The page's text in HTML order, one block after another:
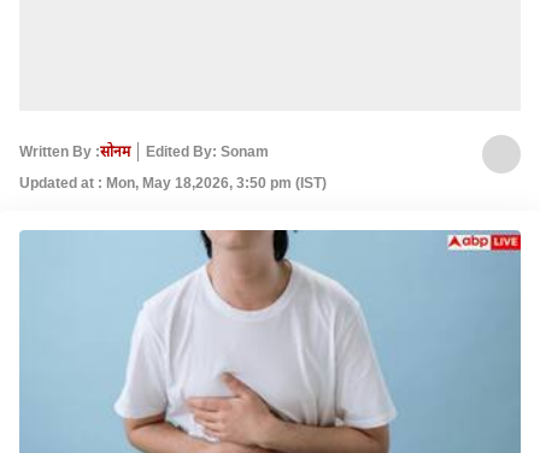
Written By :सोनम
Edited By: Sonam
Updated at : Mon, May 18,2026, 3:50 pm (IST)